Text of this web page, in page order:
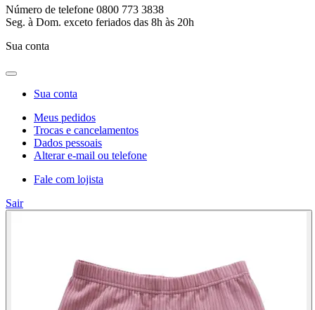
Número de telefone 0800 773 3838
Seg. à Dom. exceto feriados das 8h às 20h
Sua conta
Sua conta
Meus pedidos
Trocas e cancelamentos
Dados pessoais
Alterar e-mail ou telefone
Fale com lojista
Sair